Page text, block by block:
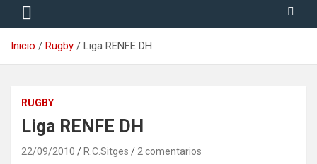
Inicio Rugby Liga RENFE DH
RUGBY
Liga RENFE DH
22/09/2010 R.C.Sitges 2 comentarios